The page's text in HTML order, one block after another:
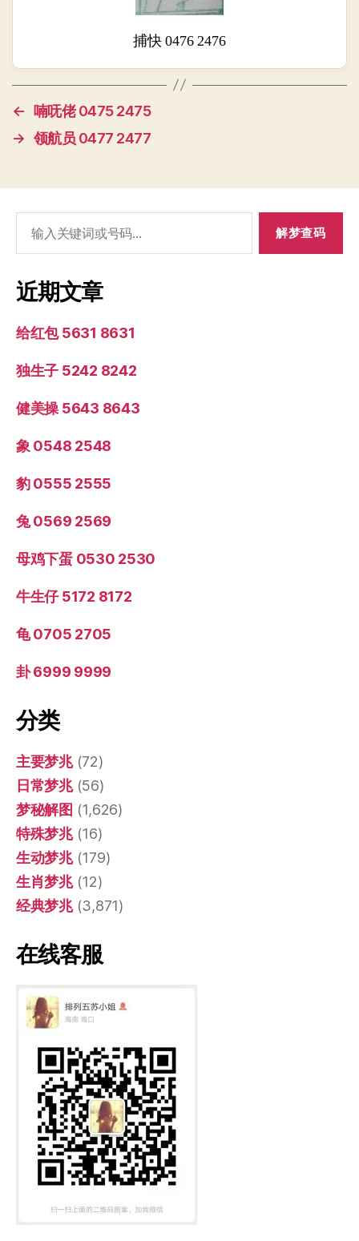
捕快 0476 2476
← 喃呒佬 0475 2475
→ 领航员 0477 2477
索：
近期文章
给红包 5631 8631
独生子 5242 8242
健美操 5643 8643
象 0548 2548
豹 0555 2555
兔 0569 2569
母鸡下蛋 0530 2530
牛生仔 5172 8172
龟 0705 2705
卦 6999 9999
分类
主要梦兆(72)
日常梦兆(56)
梦秘解图 (1,626)
特殊梦兆(16)
生动梦兆(179)
生肖梦兆(12)
经典梦兆(3,871)
在线客服